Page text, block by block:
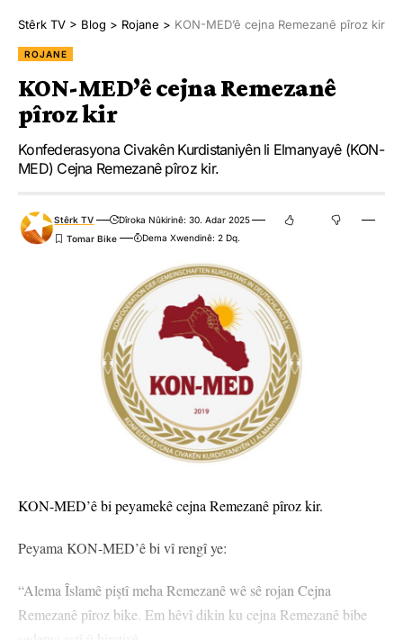
Stêrk TV > Blog > Rojane > KON-MED’ê cejna Remezanê pîroz kir
ROJANE
KON-MED’ê cejna Remezanê
pîroz kir
Konfederasyona Civakên Kurdistaniyên li Elmanyayê (KON-
MED) Cejna Remezanê pîroz kir.
Stêrk TV
Dîroka Nûkirinê: 30. Adar 2025
Dema Xwendinê: 2 Dq.
KON-MED’ê bi peyamekê cejna Remezanê pîroz kir.
Peyama KON-MED’ê bi vî rengî ye:
“Alema Îslamê piştî meha Remezanê wê sê rojan Cejna
Remezanê pîroz bike. Em hêvî dikin ku cejna Remezanê bibe